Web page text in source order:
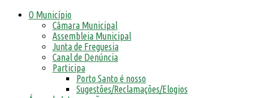
O Município
Câmara Municipal
Assembleia Municipal
Junta de Freguesia
Canal de Denúncia
Participa
Porto Santo é nosso
Sugestões/Reclamações/Elogios